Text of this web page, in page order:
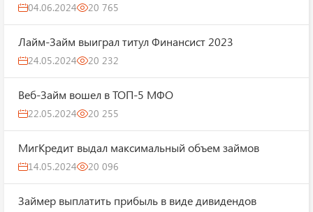
04.06.2024 20 765
Лайм-Займ выиграл титул Финансист 2023
24.05.2024 20 232
Веб-Займ вошел в ТОП-5 МФО
22.05.2024 20 255
МигКредит выдал максимальный объем займов
14.05.2024 20 096
Займер выплатить прибыль в виде дивидендов